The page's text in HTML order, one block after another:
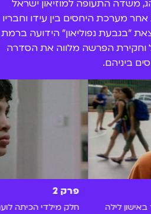
משדה התעופה למוזיאון ישראל
מערכת היחסים בין עידו וחבריו
"בגבעת נפוליאון" הידועה ברמת
וחקירת הפרשה מלווה את הסדרה
ביניהם.
לילה
פרק 2
חלק מילדי הכיתה